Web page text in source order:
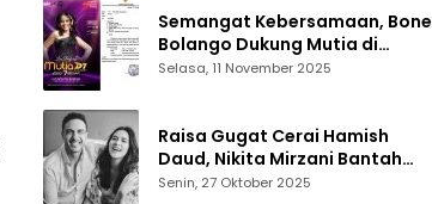
Semangat Kebersamaan, Bone
Bolango Dukung Mutia di
Panggung Dangdut Academy 7
Selasa, 11 November 2025
Raisa Gugat Cerai Hamish
Daud, Nikita Mirzani Bantah
Peras Reza Gladys
Senin, 27 Oktober 2025